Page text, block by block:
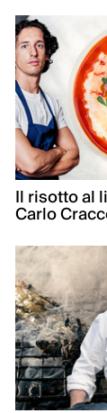
Il risotto al
Carlo